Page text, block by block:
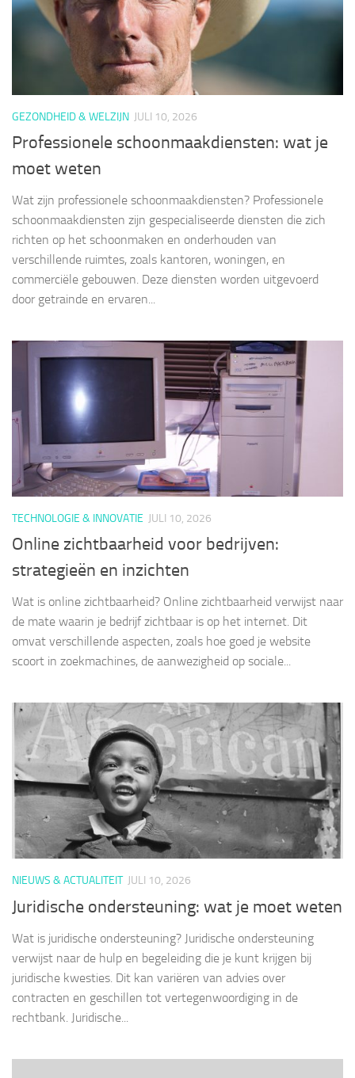
GEZONDHEID & WELZIJN JULI 10, 2026
Professionele schoonmaakdiensten: wat je
moet weten
Wat zijn professionele schoonmaakdiensten? Professionele
schoonmaakdiensten zijn gespecialiseerde diensten die zich
richten op het schoonmaken en onderhouden van
verschillende ruimtes, zoals kantoren, woningen, en
commerciële gebouwen. Deze diensten worden uitgevoerd
door getrainde en ervaren...
TECHNOLOGIE & INNOVATIE JULI 10, 2026
Online zichtbaarheid voor bedrijven:
strategieën en inzichten
Wat is online zichtbaarheid? Online zichtbaarheid verwijst naar
de mate waarin je bedrijf zichtbaar is op het internet. Dit
omvat verschillende aspecten, zoals hoe goed je website
scoort in zoekmachines, de aanwezigheid op sociale...
NIEUWS & ACTUALITEIT JULI 10, 2026
Juridische ondersteuning: wat je moet weten
Wat is juridische ondersteuning? Juridische ondersteuning
verwijst naar de hulp en begeleiding die je kunt krijgen bij
juridische kwesties. Dit kan variëren van advies over
contracten en geschillen tot vertegenwoordiging in de
rechtbank. Juridische...